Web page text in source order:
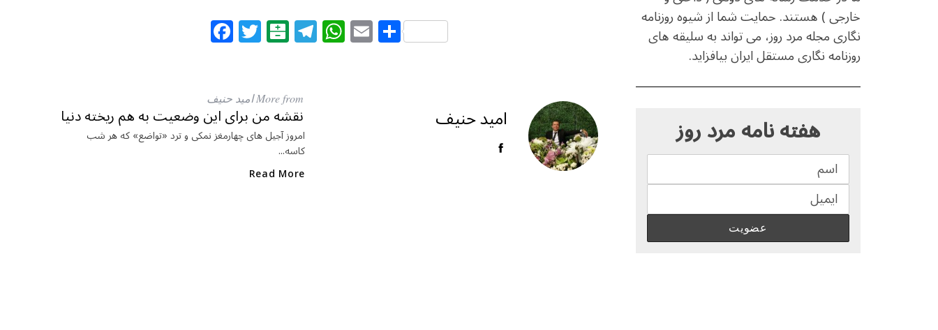
F
a
e
b
ook
T
w
e
r
B
al
ar
in
T
el W
h E
m S
h
امید حنیف
More from امید حنیف
نقشه من برای این وضعیت به هم ریخته دنیا
امروز آجیل های چهارمغز نمکی و ترد «تواضع» که هر شب
کاسه...
Read More
خارجی ) هستند. حمایت شما از شیوه روزنامه
نگاری مجله مرد روز، می تواند به سلیقه های
روزنامه نگاری مستقل ایران بیافزاید.
هفته نامه مرد روز
S
r
c
f
r